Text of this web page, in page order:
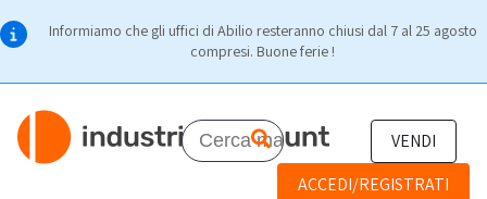
Informiamo che gli uffici di Abilio resteranno chiusi dal 7 al 25 agosto
compresi. Buone ferie !
VENDI
ACCEDI/REGISTRATI